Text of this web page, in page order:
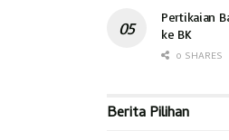
Pertikaian
ke BK
0 SHARES
Berita Pilihan